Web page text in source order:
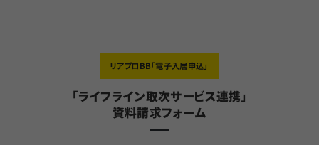
リアプロBB「電子入居申込」
「ライフライン取次サービス連携」
資料請求フォーム